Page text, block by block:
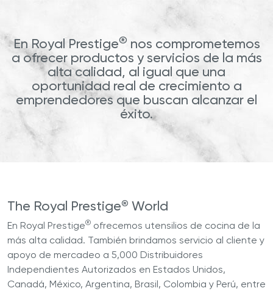
En Royal Prestige® nos comprometemos
a ofrecer productos y servicios de la más
alta calidad, al igual que una
oportunidad real de crecimiento a
emprendedores que buscan alcanzar el
éxito.
The Royal Prestige® World
En Royal Prestige® ofrecemos utensilios de cocina de la
más alta calidad. También brindamos servicio al cliente y
apoyo de mercadeo a 5,000 Distribuidores
Independientes Autorizados en Estados Unidos,
Canadá, México, Argentina, Brasil, Colombia y Perú, entre